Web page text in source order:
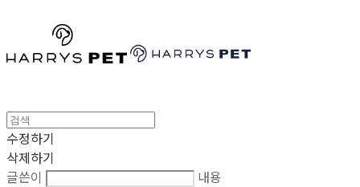
수정하기
삭제하기
글쓴이
내용